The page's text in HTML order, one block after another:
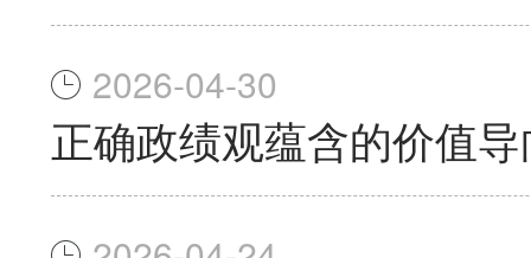
2026-04-30
正确政绩观蕴含的价值